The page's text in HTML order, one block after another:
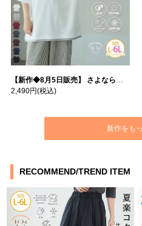
【新作◆8月5日販売】 さよなら猛暑 涼しさを着る 遮熱 接触冷感 吸水・速乾 五分袖 コンフォートメッシュ 配色レイヤード 風ゆる Tシャツ | 大きいサイズの通販ならハッピーマリリン
2,490円(税込)
新作をも
RECOMMEND/TREND ITEM